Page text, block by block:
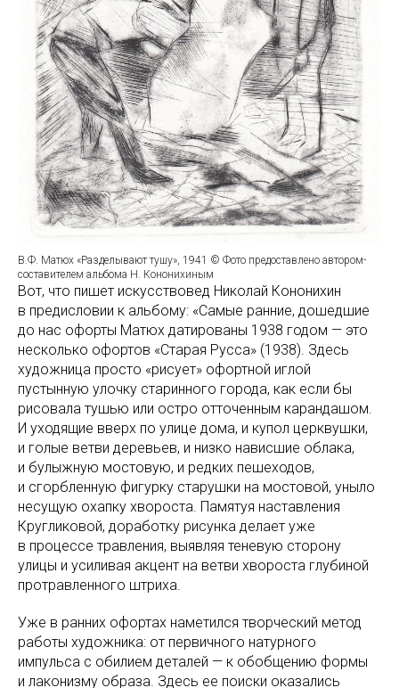
В.Ф. Матюх «Разделывают тушу», 1941 © Фото предоставлено автором-
составителем альбома Н. Кононихиным
Вот, что пишет искусствовед Николай Кононихин
в предисловии к альбому: «Самые ранние, дошедшие
до нас офорты Матюх датированы 1938 годом — это
несколько офортов «Старая Русса» (1938). Здесь
художница просто «рисует» офортной иглой
пустынную улочку старинного города, как если бы
рисовала тушью или остро отточенным карандашом.
И уходящие вверх по улице дома, и купол церквушки,
и голые ветви деревьев, и низко нависшие облака,
и булыжную мостовую, и редких пешеходов,
и сгорбленную фигурку старушки на мостовой, уныло
несущую охапку хвороста. Памятуя наставления
Кругликовой, доработку рисунка делает уже
в процессе травления, выявляя теневую сторону
улицы и усиливая акцент на ветви хвороста глубиной
протравленного штриха.
Уже в ранних офортах наметился творческий метод
работы художника: от первичного натурного
импульса c обилием деталей — к обобщению формы
и лаконизму образа. Здесь ее поиски оказались